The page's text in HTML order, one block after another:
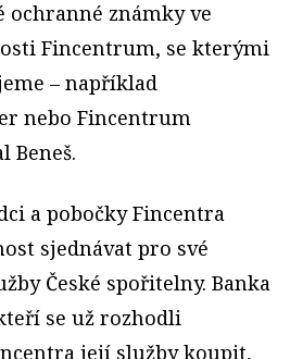
ochranné známky ve
Fincentrum, se kterými
– například
nebo Fincentrum
Beneš.
a pobočky Fincentra
sjednávat pro své
České spořitelny. Banka
se už rozhodli
její služby koupit,